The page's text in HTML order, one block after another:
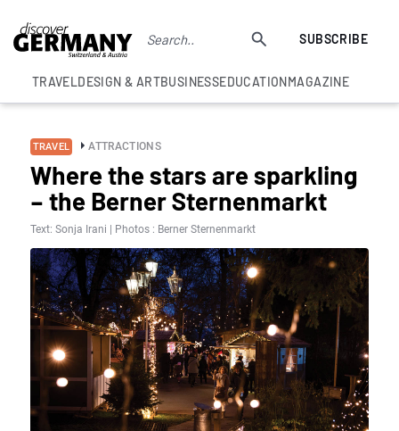
SUBSCRIBE
TRAVELDESIGN & ARTBUSINESSEDUCATIONMAGAZINE
TRAVEL ATTRACTIONS
Where the stars are sparkling
– the Berner Sternenmarkt
Text: Sonja Irani | Photos : Berner Sternenmarkt